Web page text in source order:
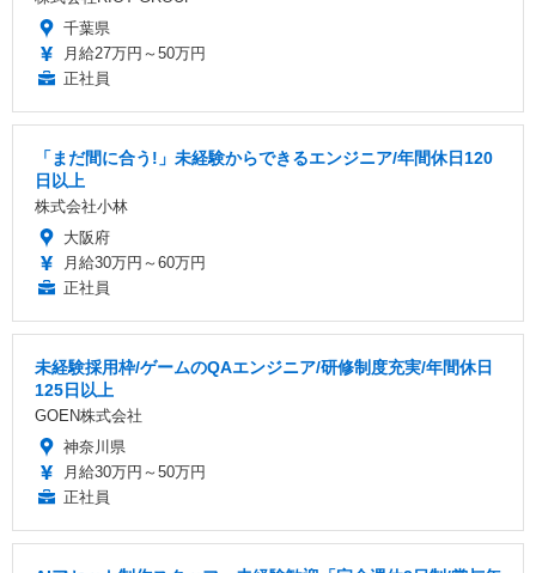
千葉県
月給27万円～50万円
正社員
「まだ間に合う!」未経験からできるエンジニア/年間休日120
日以上
株式会社小林
大阪府
月給30万円～60万円
正社員
未経験採用枠/ゲームのQAエンジニア/研修制度充実/年間休日
125日以上
GOEN株式会社
神奈川県
月給30万円～50万円
正社員